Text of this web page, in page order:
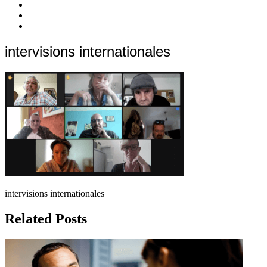
intervisions internationales
intervisions internationales
Related Posts